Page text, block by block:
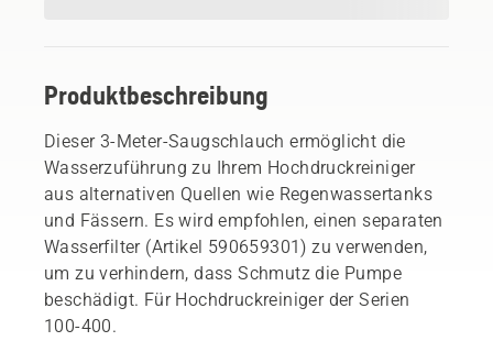
Produktbeschreibung
Dieser 3-Meter-Saugschlauch ermöglicht die
Wasserzuführung zu Ihrem Hochdruckreiniger
aus alternativen Quellen wie Regenwassertanks
und Fässern. Es wird empfohlen, einen separaten
Wasserfilter (Artikel 590659301) zu verwenden,
um zu verhindern, dass Schmutz die Pumpe
beschädigt. Für Hochdruckreiniger der Serien
100-400.